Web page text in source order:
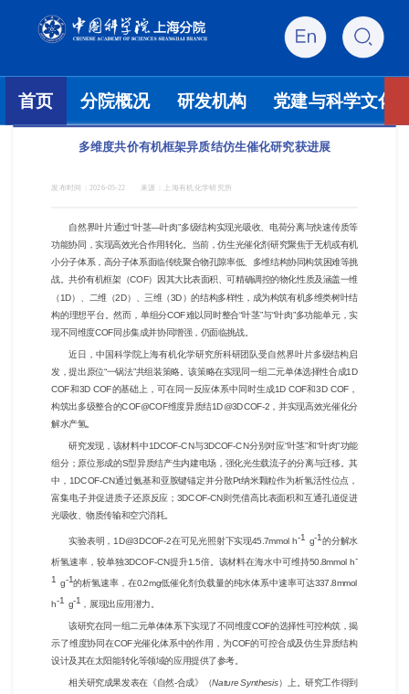
首页 分院概况 研发机构 党建与科学文化
多维度共价有机框架异质结仿生催化研究获进展
发布时间： 2026-05-22 来源： 上海有机化学研究所
自然界叶片通过“叶茎—叶肉”多级结构实现光吸收、电荷分离与快速传质等
功能协同，实现高效光合作用转化。当前，仿生光催化剂研究聚焦于无机或有机
小分子体系，高分子体系面临传统聚合物孔隙率低、多维结构协同构筑困难等挑
战。共价有机框架（COF）因其大比表面积、可精确调控的物化性质及涵盖一维
（1D）、二维（2D）、三维（3D）的结构多样性，成为构筑有机多维类树叶结
构的理想平台。然而，单组分COF难以同时整合“叶茎”与“叶肉”多功能单元，实
现不同维度COF同步集成并协同增强，仍面临挑战。
近日，中国科学院上海有机化学研究所科研团队受自然界叶片多级结构启
发，提出原位“一锅法”共组装策略。该策略在实现同一组二元单体选择性合成1D
COF和3D COF的基础上，可在同一反应体系中同时生成1D COF和3D COF，
构筑出多级整合的COF@COF维度异质结1D@3DCOF-2，并实现高效光催化分
解水产氢。
研究发现，该材料中1DCOF-CN与3DCOF-CN分别对应“叶茎”和“叶肉”功能
组分；原位形成的S型异质结产生内建电场，强化光生载流子的分离与迁移。其
中，1DCOF-CN通过氨基和亚胺键锚定并分散Pt纳米颗粒作为析氢活性位点，
富集电子并促进质子还原反应；3DCOF-CN则凭借高比表面积和互通孔道促进
光吸收、物质传输和空穴消耗。
实验表明，1D@3DCOF-2在可见光照射下实现45.7mmol h-1 g-1的分解水
析氢速率，较单独3DCOF-CN提升1.5倍。该材料在海水中可维持50.8mmol h-
1 g-1的析氢速率，在0.2mg低催化剂负载量的纯水体系中速率可达337.8mmol
h-1g-1 ，展现出应用潜力。
该研究在同一组二元单体体系下实现了不同维度COF的选择性可控构筑，揭
示了维度协同在COF光催化体系中的作用，为COF的可控合成及仿生异质结构
设计及其在太阳能转化等领域的应用提供了参考。
相关研究成果发表在《自然-合成》（Nature Synthesis）上。研究工作得到